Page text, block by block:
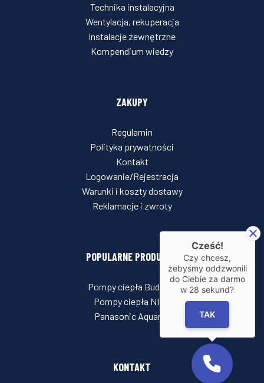
Technika instalacyjna
Wentylacja, rekuperacja
Instalacje zewnętrzne
Kompendium wiedzy
ZAKUPY
Regulamin
Polityka prywatności
Kontakt
Logowanie/Rejestracja
Warunki i koszty dostawy
Reklamacje i zwroty
POPULARNE PRODUKTY
Pompy ciepła Buderus
Pompy ciepła NIBE
Panasonic Aquarea
KONTAKT
Cześć!
Czy chcesz,
żebyśmy oddzwonili
do Ciebie za darmo
w 28 sekund?
TAK